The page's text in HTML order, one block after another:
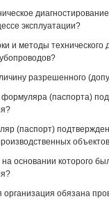
эксплуатации?
и методы технического
разрешенного
(паспорта)
(паспорт)
основании которого
обязана